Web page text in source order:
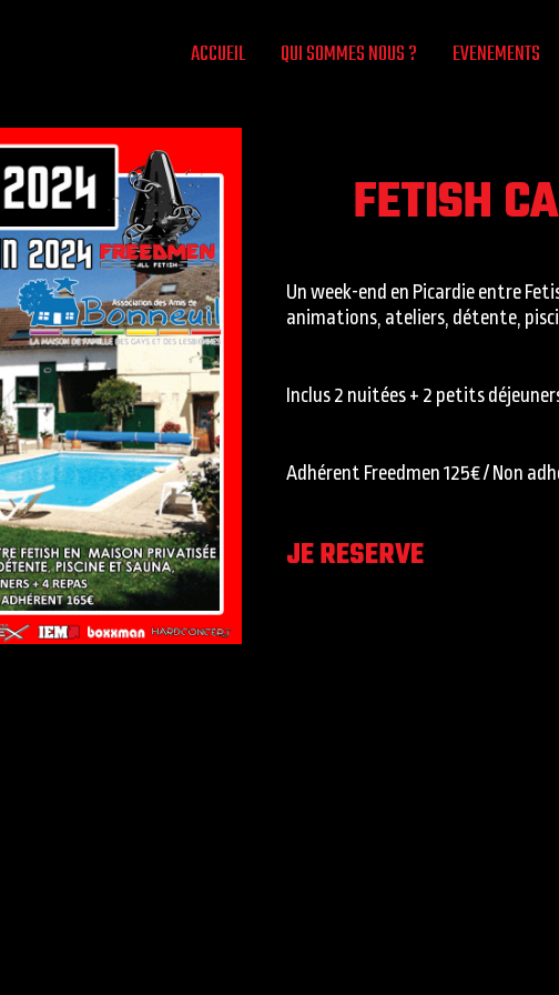
ACCUEIL QUI SOMMES NOUS ? EVENEMENTS
FETISH
Un week-end en Picardie entre
animations, ateliers, détente,
Inclus 2 nuitées + 2 petits
Adhérent Freedmen 125€ / Non
JE RESERVE